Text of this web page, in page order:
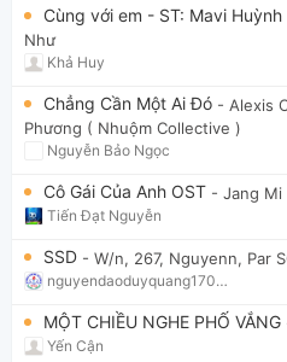
Tắt quảng cáo
Cùng với em - ST: Mavi
Như
Khả Huy
Chẳng Cần Một Ai Đó - Alexis
Phương ( Nhuộm Collective )
Nguyễn Bảo Ngọc
Cô Gái Của Anh OST - Jang Mi
Tiến Đạt Nguyễn
SSD - W/n, 267, Nguyenn, Par
nguyendaoduyquang17021
MỘT CHIỀU NGHE PHỐ VẮNG
Yến Cận